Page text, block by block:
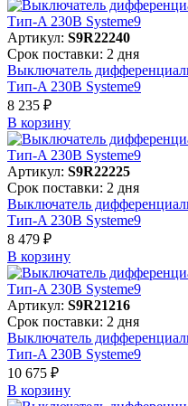
Артикул: S9R22240
Срок поставки: 2 дня
Выключатель
Тип-A 230В Systeme9
8 235 ₽
В корзинy
Артикул: S9R22225
Срок поставки: 2 дня
Выключатель
Тип-A 230В Systeme9
8 479 ₽
В корзинy
Артикул: S9R21216
Срок поставки: 2 дня
Выключатель
Тип-A 230В Systeme9
10 675 ₽
В корзинy